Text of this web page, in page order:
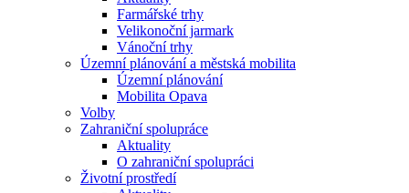
Farmářské trhy
Velikonoční jarmark
Vánoční trhy
Územní plánování a městská mobilita
Územní plánování
Mobilita Opava
Volby
Zahraniční spolupráce
Aktuality
O zahraniční spolupráci
Životní prostředí